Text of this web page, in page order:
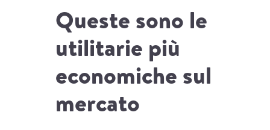
Queste sono le
utilitarie più
economiche sul
mercato